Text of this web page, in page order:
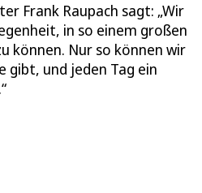
Frank Raupach sagt: „Wir
in so einem großen
können. Nur so können wir
gibt, und jeden Tag ein